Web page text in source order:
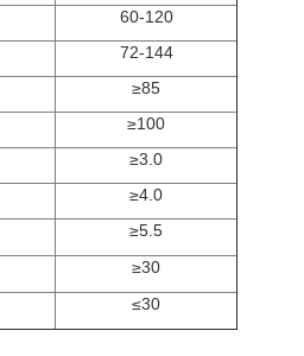
60-120
72-144
≥85
≥100
≥3.0
≥4.0
≥5.5
≥30
≤30